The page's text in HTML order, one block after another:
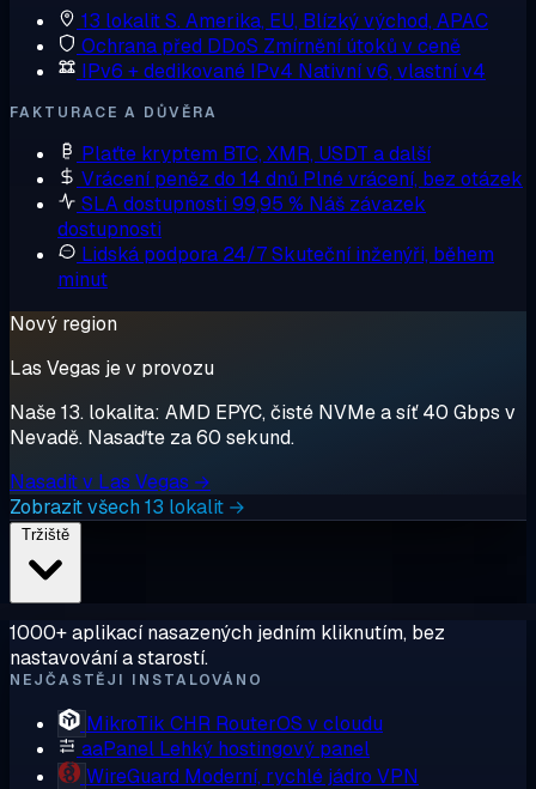
13 lokalitS. Amerika, EU, Blízký východ, APAC
Ochrana před DDoS Zmírnění útoků v ceně
IPv6 + dedikované IPv4 Nativní v6, vlastní v4
FAKTURACE A DŮVĚRA
Plaťte kryptem BTC, XMR, USDT a další
Vrácení peněz do 14 dnů Plné vrácení, bez otázek
SLA dostupnosti 99,95 % Náš závazek
dostupnosti
Lidská podpora 24/7Skuteční inženýři, během
minut
Nový region
Las Vegas je v provozu
Naše 13. lokalita: AMD EPYC, čisté NVMe a síť 40 Gbps v
Nevadě. Nasaďte za 60 sekund.
Nasadit v Las Vegas →
Zobrazit všech 13 lokalit →
1000+ aplikací nasazených jedním kliknutím, bez
nastavování a starostí.
NEJČASTĚJI INSTALOVÁNO
MikroTik CHR RouterOS v cloudu
aaPanel Lehký hostingový panel
WireGuard Moderní, rychlé jádro VPN